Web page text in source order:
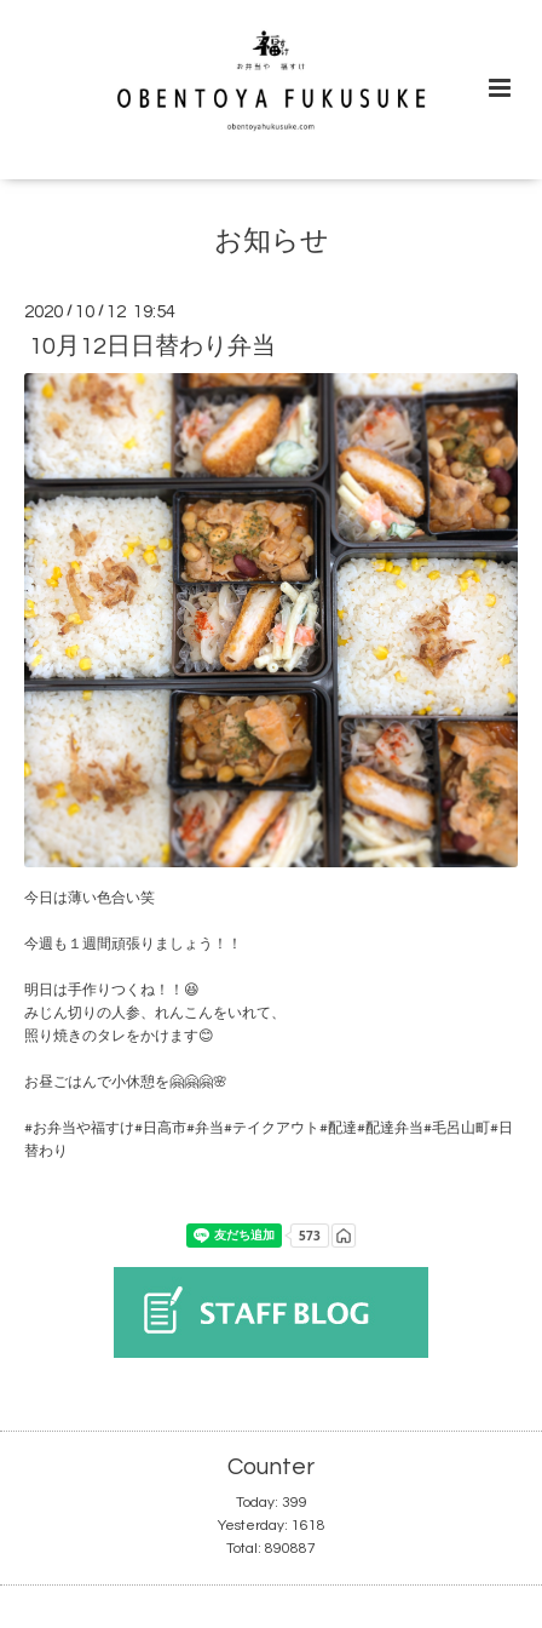
お知らせ
2020 / 10 / 12 19:54
10月12日日替わり弁当
今日は薄い色合い笑
今週も１週間頑張りましょう！！
明日は手作りつくね！！😆
みじん切りの人参、れんこんをいれて、
照り焼きのタレをかけます😊
お昼ごはんで小休憩を🤗🤗🤗🌸
#お弁当や福すけ#日高市#弁当#テイクアウト#配達#配達弁当#毛呂山町#日
替わり
Counter
Today: 399
Yesterday: 1618
Total: 890887